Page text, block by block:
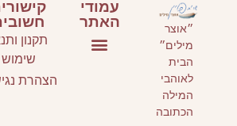
״אוצר
מילים״
הבית
לאוהבי
המילה
הכתובה
עמודי
האתר
תקנון
שימוש
הצהרת